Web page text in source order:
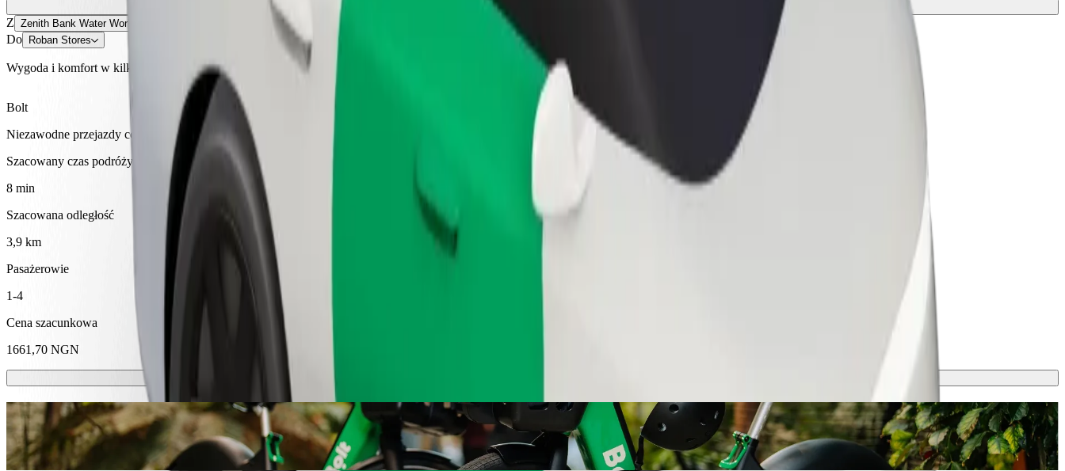
Pobierz Bolt Food
Z Zenith Bank Water Works
Do Roban Stores
Wygoda i komfort w kilku kliknięciach!
Bolt
Niezawodne przejazdy codziennymi samochodami średniej wielkości.
Szacowany czas podróży
8 min
Szacowana odległość
3,9 km
Pasażerowie
1-4
Cena szacunkowa
1661,70 NGN
Hulajnóg lub rowerów elektrycznych
Poruszaj się po Abakaliki hulajnogami lub rowerami elektrycznymi
Pobierz aplikację Bolt